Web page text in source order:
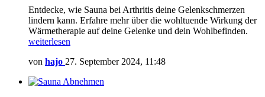
Entdecke, wie Sauna bei Arthritis deine Gelenkschmerzen
lindern kann. Erfahre mehr über die wohltuende Wirkung der
Wärmetherapie auf deine Gelenke und dein Wohlbefinden.
weiterlesen
von hajo 27. September 2024, 11:48